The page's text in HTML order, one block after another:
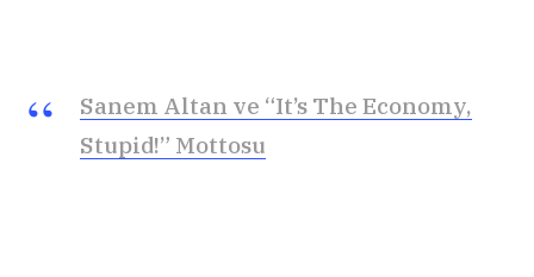
Sanem Altan ve “It’s The Economy,
Stupid!” Mottosu